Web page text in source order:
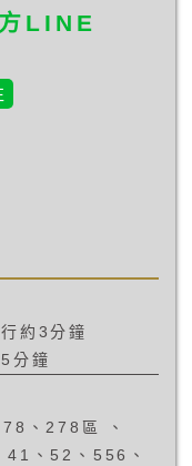
LINE
約3分鐘
分鐘
、278區 、
、52、556、